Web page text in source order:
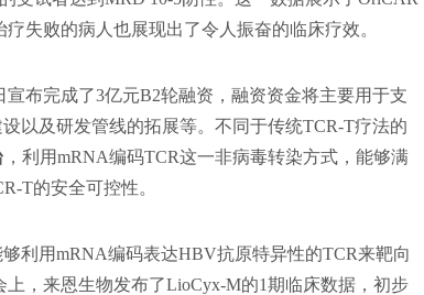
失败的病人也展现出了令人振奋的临床疗效。
布完成了3亿元B2轮融资，融资资金将主要用于支
以及研发管线的拓展等。不同于传统TCR-T疗法的
，利用mRNA编码TCR这一非病毒转染方式，能够满
T的安全可控性。
利用mRNA编码表达HBV抗原特异性的TCR来靶向
，来恩生物发布了LioCyx-M的1期临床数据，初步